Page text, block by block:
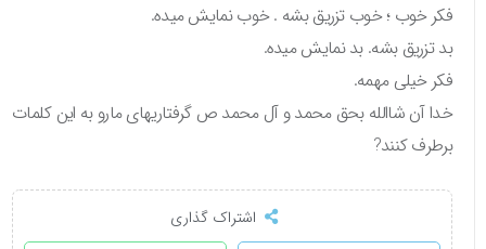
فکر خوب ؛ خوب تزریق بشه . خوب نمایش میده.
بد تزریق بشه. بد نمایش میده.
فکر خیلی مهمه.
خدا آن شاالله بحق محمد و آل محمد ص گرفتاریهای مارو به این کلمات
برطرف کنند?
اشتراک گذاری